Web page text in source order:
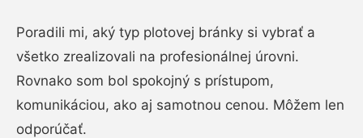
Poradili mi, aký typ plotovej bránky si vybrať a
všetko zrealizovali na profesionálnej úrovni.
Rovnako som bol spokojný s prístupom,
komunikáciou, ako aj samotnou cenou. Môžem len
odporúčať.